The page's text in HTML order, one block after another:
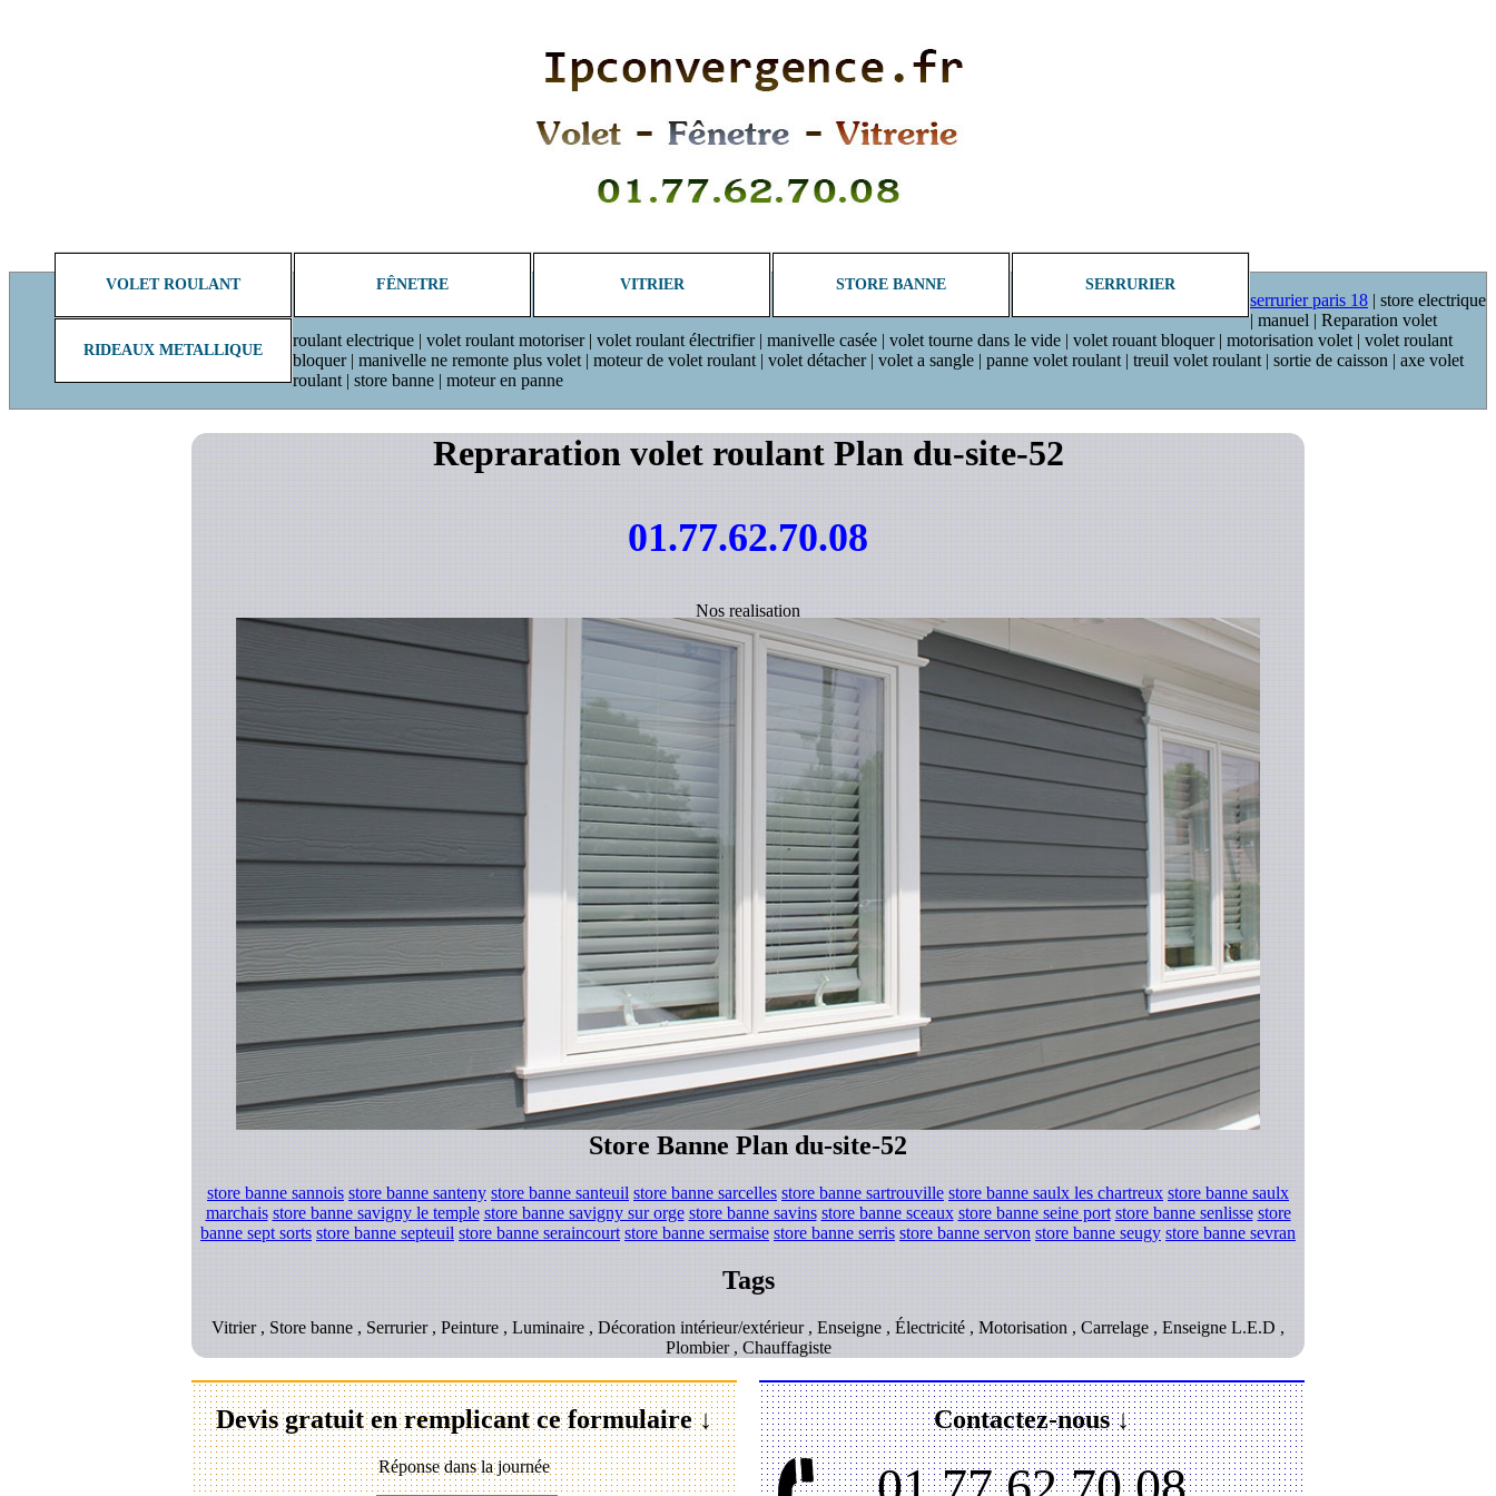
VOLET ROULANT FÊNETRE VITRIER STORE BANNE SERRURIER
RIDEAUX METALLIQUE
serrurier paris 18 | store electrique
| manuel | Reparation volet
roulant electrique | volet roulant motoriser | volet roulant électrifier | manivelle casée | volet tourne dans le vide | volet rouant bloquer | motorisation volet | volet roulant
bloquer | manivelle ne remonte plus volet | moteur de volet roulant | volet détacher | volet a sangle | panne volet roulant | treuil volet roulant | sortie de caisson | axe volet
roulant | store banne | moteur en panne
Repraration volet roulant Plan du-site-52
01.77.62.70.08
Nos realisation
Store Banne Plan du-site-52
store banne sannois store banne santeny store banne santeuil store banne sarcelles store banne sartrouville store banne saulx les chartreux store banne saulx
marchais store banne savigny le temple store banne savigny sur orge store banne savins store banne sceaux store banne seine port store banne senlisse store
banne sept sorts store banne septeuil store banne seraincourt store banne sermaise store banne serris store banne servon store banne seugy store banne sevran
Tags
Vitrier , Store banne , Serrurier , Peinture , Luminaire , Décoration intérieur/extérieur , Enseigne , Électricité , Motorisation , Carrelage , Enseigne L.E.D ,
Plombier , Chauffagiste
Devis gratuit en remplicant ce formulaire ↓
Réponse dans la journée
Contactez-nous ↓